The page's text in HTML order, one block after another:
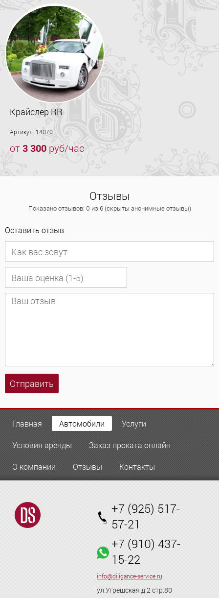
Крайслер RR
Артикул: 14070
от3 300 руб/час
Отзывы
Показано отзывов: 0 из 6 (скрыты анонимные отзывы)
Оставить отзыв
Отправить
Главная Автомобили Услуги
Условия аренды Заказ проката онлайн
О компании Отзывы Контакты
+7 (925) 517-
57-21
+7 (910) 437-
15-22
info@diligance-service.ru
ул.Угрешская д.2 стр.80